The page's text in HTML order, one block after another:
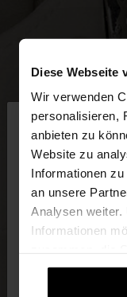
Diese Webseite
Wir verwenden
personalisieren,
anbieten zu
Website zu
Informationen
an unsere
Analysen weiter.
Informationen
die sie im
gesammelt
hallo
Sie greifen von
Möchten Sie